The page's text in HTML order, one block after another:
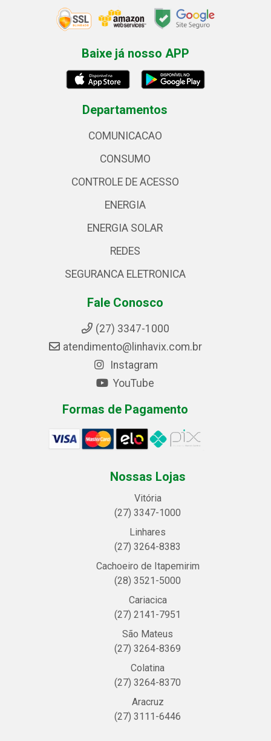
Baixe já nosso APP
Departamentos
COMUNICACAO
CONSUMO
CONTROLE DE ACESSO
ENERGIA
ENERGIA SOLAR
REDES
SEGURANCA ELETRONICA
Fale Conosco
(27) 3347-1000
atendimento@linhavix.com.br
Instagram
YouTube
Formas de Pagamento
Nossas Lojas
Vitória
(27) 3347-1000
Linhares
(27) 3264-8383
Cachoeiro de Itapemirim
(28) 3521-5000
Cariacica
(27) 2141-7951
São Mateus
(27) 3264-8369
Colatina
(27) 3264-8370
Aracruz
(27) 3111-6446